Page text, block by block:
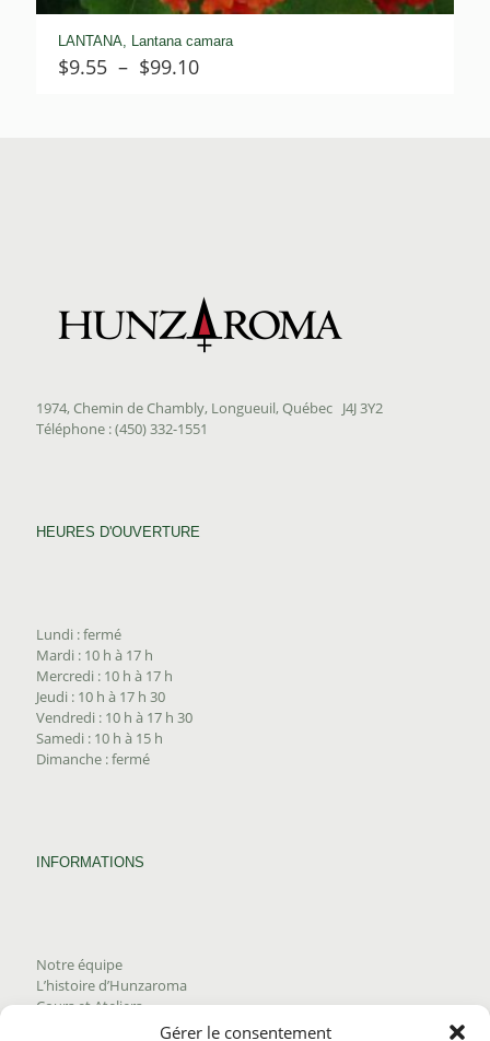
Gérer le consentement
LANTANA, Lantana camara
$9.55 – $99.10Plage
1974, Chemin de Chambly, Longueuil, Québec J4J 3Y2
Téléphone : (450) 332-1551
HEURES D'OUVERTURE
Lundi : fermé
Mardi : 10 h à 17 h
Mercredi : 10 h à 17 h
Jeudi : 10 h à 17 h 30
Vendredi : 10 h à 17 h 30
Samedi : 10 h à 15 h
Dimanche : fermé
INFORMATIONS
Notre équipe
L’histoire d’Hunzaroma
Cours et Ateliers